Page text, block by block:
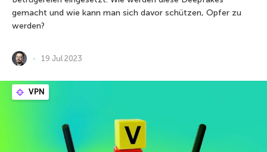
gemacht und wie kann man sich davor schützen, Opfer zu
werden?
19 Jul 2023
VPN